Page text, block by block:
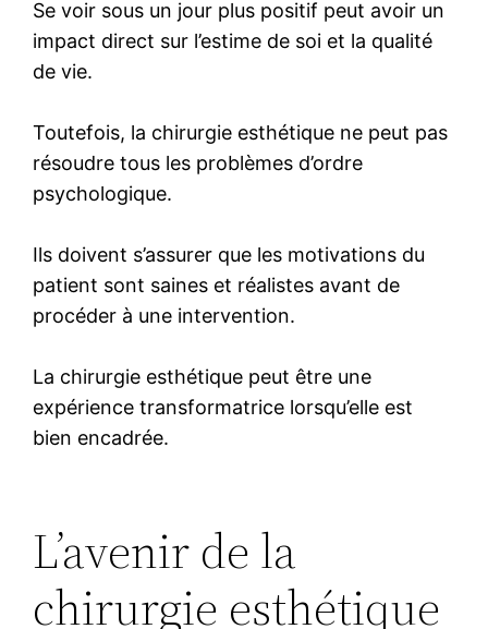
Se voir sous un jour plus positif peut avoir un
impact direct sur l’estime de soi et la qualité
de vie.
Toutefois, la chirurgie esthétique ne peut pas
résoudre tous les problèmes d’ordre
psychologique.
Ils doivent s’assurer que les motivations du
patient sont saines et réalistes avant de
procéder à une intervention.
La chirurgie esthétique peut être une
expérience transformatrice lorsqu’elle est
bien encadrée.
L’avenir de la
chirurgie esthétique